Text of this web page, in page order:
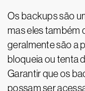
Os backups são
mas eles também
geralmente são a
bloqueia ou tenta
Garantir que os
possam ser